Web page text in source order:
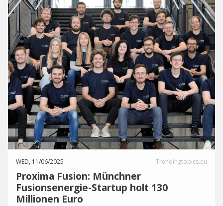
WED, 11/06/2025 Trendingtopics.eu
Proxima Fusion: Münchner
Fusionsenergie-Startup holt 130
Millionen Euro